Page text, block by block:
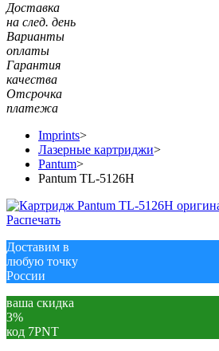
Доставка
на след. день
Варианты
оплаты
Гарантия
качества
Отсрочка
платежа
Imprints>
Лазерные картриджи>
Pantum>
Pantum TL-5126H
Распечать
Доставим в
любую точку
России
ваша скидка
3%
код 7PNT